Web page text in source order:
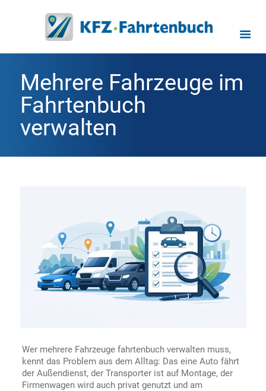
Mehrere Fahrzeuge im
Fahrtenbuch
verwalten
Wer mehrere Fahrzeuge fahrtenbuch verwalten muss,
kennt das Problem aus dem Alltag: Das eine Auto fährt
der Außendienst, der Transporter ist auf Montage, der
Firmenwagen wird auch privat genutzt und am